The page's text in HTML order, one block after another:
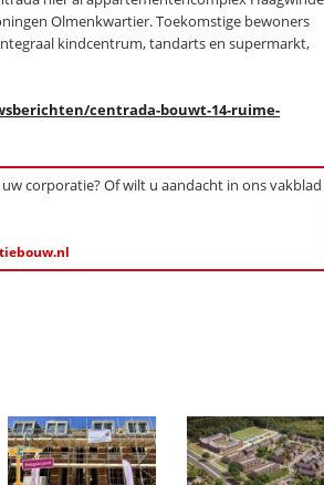
Olmenkwartier. Toekomstige bewoners
kindcentrum, tandarts en supermarkt,
centrada-bouwt-14-ruime-
corporatie? Of wilt u aandacht in ons vakblad